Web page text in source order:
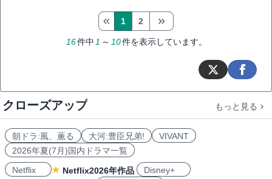
16件中 1 ～ 10件を表示しています。
1 2
クローズアップ もっと見る
朝ドラ:風、薫る 大河:豊臣兄弟!
VIVANT
2026年夏(7月)国内ドラマ一覧
Netflix
Netflix2026年作品
Disney+